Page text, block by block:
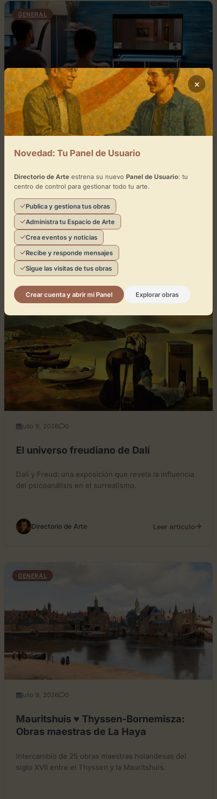
GENERAL
julio 9, 2026 0
Nuevas Visitas Virtuales Guiadas e
superzoom para descubrir obras maestras del
Thyssen desde el aula.
Directorio de Arte
julio 9, 2026 0
El universo freudiano de Dalí
Dalí y Freud: una exposición que revela la influencia
del psicoanálisis en el surrealismo.
Directorio de Arte Leer artículo
GENERAL
julio 9, 2026 0
Mauritshuis ♥ Thyssen-Bornemisza:
Obras maestras de La Haya
Intercambio de 25 obras maestras holandesas del
siglo XVII entre el Thyssen y la Mauritshuis.
×
Novedad: Tu Panel de Usuario
Directorio de Arteestrena su nuevo Panel de Usuario: tu
centro de control para gestionar todo tu arte.
Publica y gestiona tus obras
Administra tu Espacio de Arte
Crea eventos y noticias
Recibe y responde mensajes
Sigue las visitas de tus obras
Crear cuenta y abrir mi Panel Explorar obras